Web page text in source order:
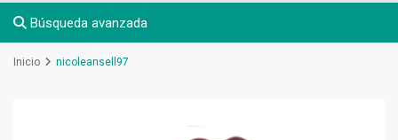
Búsqueda avanzada
Inicio nicoleansell97